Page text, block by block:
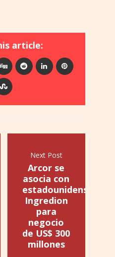
article:
Next Post
Arcor se
asocia con
estadounidense
Ingredion
para
negocio
de US$ 300
millones